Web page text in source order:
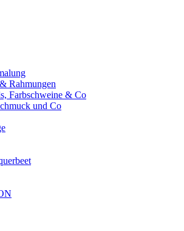
Rahmungen
Farbschweine & Co
und Co